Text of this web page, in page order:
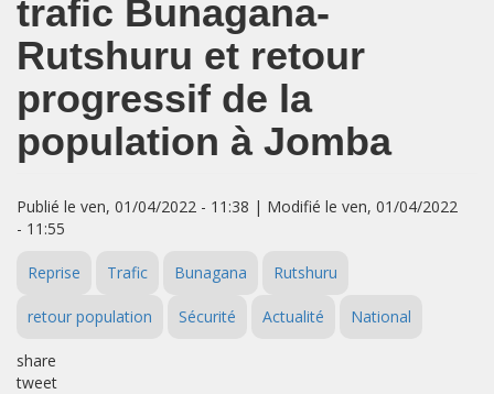
trafic Bunagana-
Rutshuru et retour
progressif de la
population à Jomba
Publié le ven, 01/04/2022 - 11:38 | Modifié le ven, 01/04/2022
- 11:55
Reprise Trafic Bunagana Rutshuru
retour population Sécurité Actualité National
share
tweet